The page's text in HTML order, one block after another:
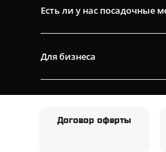
Есть ли у нас посадочные
Для бизнеса
Договор оферты